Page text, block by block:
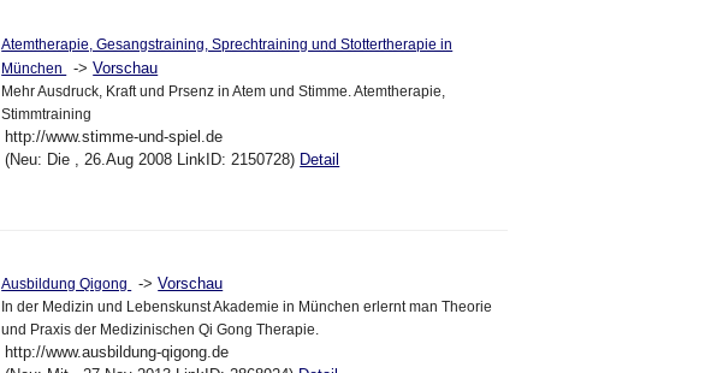
Atemtherapie, Gesangstraining, Sprechtraining und Stottertherapie in
München
->Vorschau
Mehr Ausdruck, Kraft und Prsenz in Atem und Stimme. Atemtherapie,
Stimmtraining
http://www.stimme-und-spiel.de
(Neu: Die , 26.Aug 2008 LinkID: 2150728) Detail
Ausbildung Qigong ->Vorschau
In der Medizin und Lebenskunst Akademie in München erlernt man Theorie
und Praxis der Medizinischen Qi Gong Therapie.
http://www.ausbildung-qigong.de